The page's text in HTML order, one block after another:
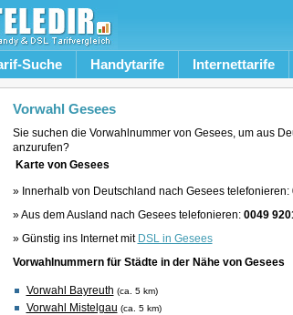
Suche Handytarife Internettarife
Vorwahl Gesees
Sie suchen die Vorwahlnummer von Gesees, um aus
anzurufen?
Karte von Gesees
» Innerhalb von Deutschland nach Gesees telefonieren:
» Aus dem Ausland nach Gesees telefonieren: 0049
» Günstig ins Internet mit DSL in Gesees
Vorwahlnummern für Städte in der Nähe von Gesees
Vorwahl Bayreuth (ca. 5 km)
Vorwahl Mistelgau (ca. 5 km)